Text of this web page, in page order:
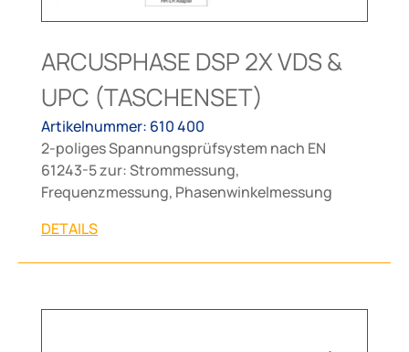
ARCUSPHASE DSP 2X VDS &
UPC (TASCHENSET)
Artikelnummer: 610 400
2-poliges Spannungsprüfsystem nach EN
61243-5 zur: Strommessung,
Frequenzmessung, Phasenwinkelmessung
DETAILS